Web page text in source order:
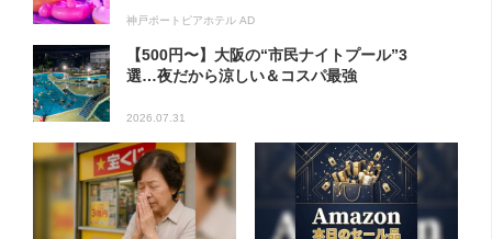
神戸ポートピアホテル AD
【500円〜】大阪の“市民ナイトプール”3
選…夜だから涼しい＆コスパ最強
2026.07.31